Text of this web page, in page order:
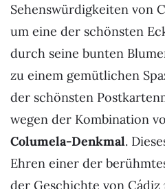
Sehenswürdigkeiten von
um eine der schönsten
durch seine bunten
zu einem gemütlichen
der schönsten
wegen der Kombination
Columela-Denkmal.
Ehren einer der
der Geschichte von Cádiz